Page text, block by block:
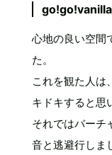
心地の良い空間
た。
これを観た人は
キドキすると思
それではバーチ
音と逃避行しま